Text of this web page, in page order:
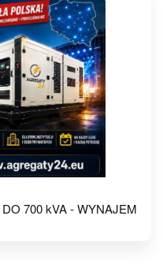
700 kVA - WYNAJEM